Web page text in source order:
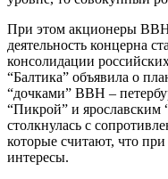
При этом акционеры
деятельность концерна
консолидации
“Балтика” объявила о
“дочками” BBH –
“Пикрой” и ярославским
столкнулась с
которые считают, что
интересы.